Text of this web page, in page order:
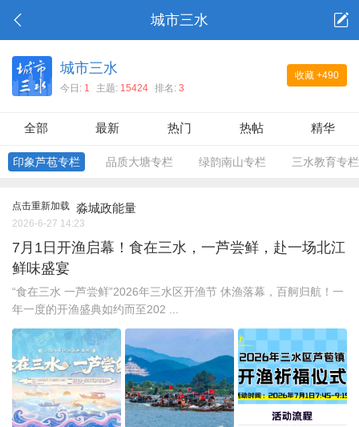
城市三水
收藏 +490
城市三水
今日: 1 主题: 15424 排名: 3
全部 最新 热门 热帖 精华
印象芦苞专栏 品质大塘专栏 绿韵南山专栏 三水教育专栏
点击重新加载 淼城政能量
2026-6-27 14:23
7月1日开渔启幕！食在三水，一芦尝鲜，赴一场北江
鲜味盛宴
“食在三水 一芦尝鲜”2026年三水区开渔节 休渔落幕，百舸归航！一
年一度的开渔盛典如约而至202 ...